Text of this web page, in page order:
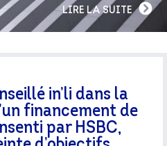
LIRE LA SUITE
in’li dans la
financement de
par HSBC,